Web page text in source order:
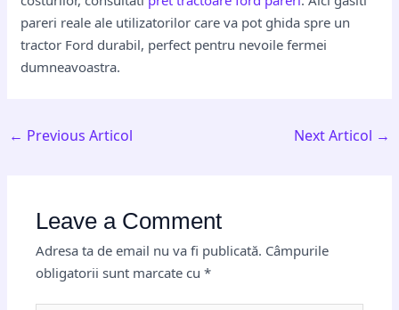
pareri reale ale utilizatorilor care va pot ghida spre un
tractor Ford durabil, perfect pentru nevoile fermei
dumneavoastra.
← Previous Articol Next Articol →
Leave a Comment
Adresa ta de email nu va fi publicată. Câmpurile
obligatorii sunt marcate cu*